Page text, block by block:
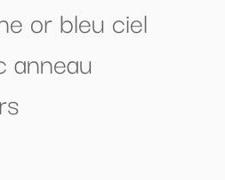
or bleu ciel
anneau